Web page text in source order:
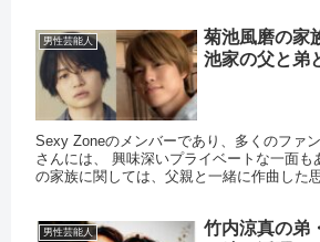
男性芸能人
菊池風磨の家
池家の父と弟
Sexy Zoneのメンバーであり、多くのファ
さんには、 興味深いプライベートな一面も
の家族に関しては、父親と一緒に作曲した
男性芸能人
竹内涼真の弟